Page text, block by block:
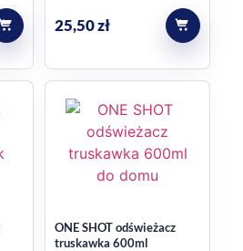
25,50zł
ONE SHOT odświeżacz
truskawka 600ml